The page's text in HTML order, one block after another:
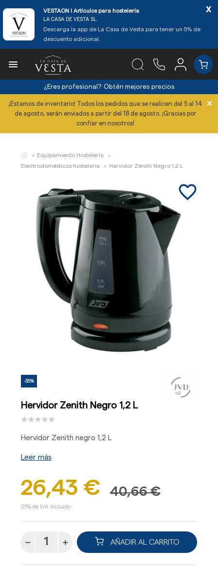
VESTAON l Artículos para hostelería
LA CASA DE VESTA SL.
Descarga la app de La Casa de Vesta para tener un 5% de
descuento adicional.
x

¿Eres profesional? Obtén mejores precios
¡Estamos de inventario! Todos los pedidos que se realicen del 5 al 14
de agosto, serán enviados a partir del 18 de agosto. ¡Gracias por
confiar en nosotros!
×
Equipamiento Hostelería
Electrodomésticos hostelería
Hervidor Zenith Negro 1,2 L
favorite_border
-35%
Hervidor Zenith Negro 1,2 L
Hervidor Zenith negro 1,2 L
Leer más
26,43 € 40,66 €
21% de IVA incluido.
AÑADIR AL CARRITO